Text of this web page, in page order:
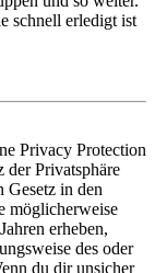
schnell erledigt ist
Privacy Protection
der Privatsphäre
in den
möglicherweise
erheben,
des oder
du dir unsicher